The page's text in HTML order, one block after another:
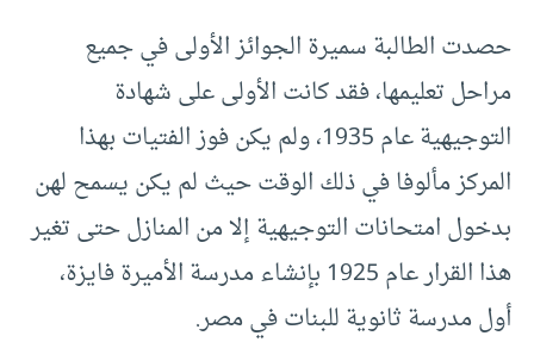
حصدت الطالبة سميرة الجوائز الأولى في جميع
مراحل تعليمها، فقد كانت الأولى على شهادة
التوجيهية عام 1935، ولم يكن فوز الفتيات بهذا
المركز مألوفا في ذلك الوقت حيث لم يكن يسمح لهن
بدخول امتحانات التوجيهية إلا من المنازل حتى تغير
هذا القرار عام 1925 بإنشاء مدرسة الأميرة فايزة،
أول مدرسة ثانوية للبنات في مصر.